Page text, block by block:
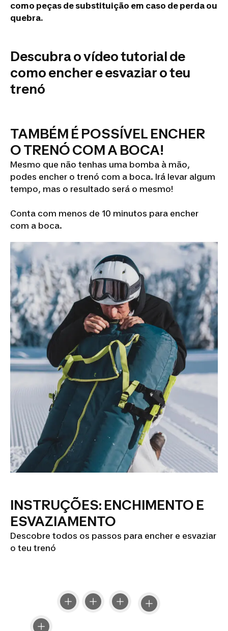
como peças de substituição em caso de perda ou
quebra.
Descubra o vídeo tutorial de
como encher e esvaziar o teu
trenó
insuflável
Pumpslide:
instruções,
TAMBÉM É POSSÍVEL ENCHER
O TRENÓ COM A BOCA!
Mesmo que não tenhas uma bomba à mão,
podes encher o trenó com a boca. Irá levar algum
tempo, mas o resultado será o mesmo!
Conta com menos de 10 minutos para encher
com a boca.
INSTRUÇÕES: ENCHIMENTO E
ESVAZIAMENTO
Descobre todos os passos para encher e esvaziar
o teu trenó